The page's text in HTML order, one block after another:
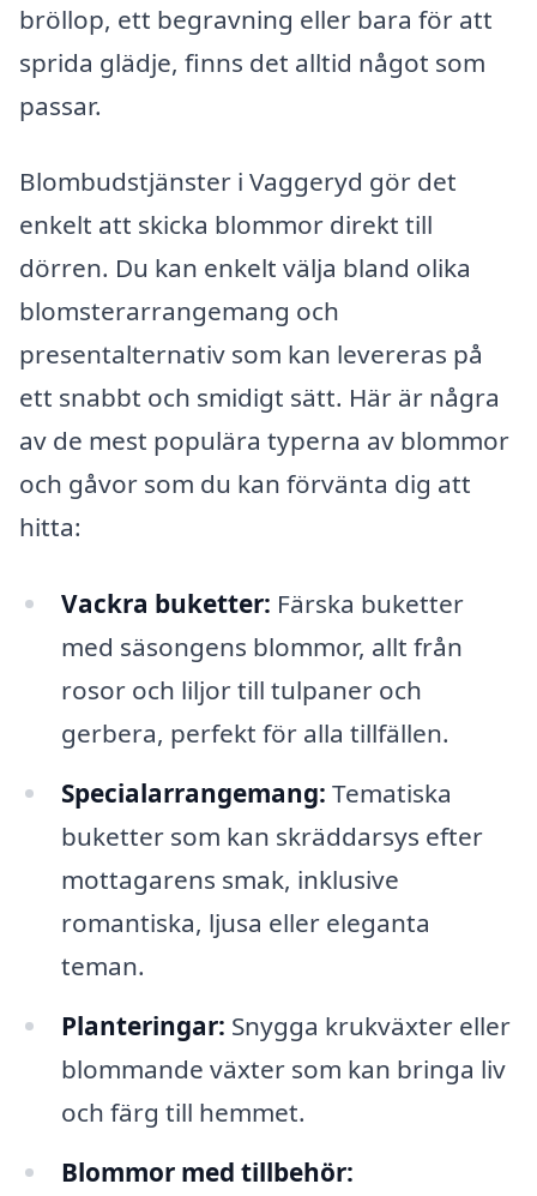
bröllop, ett begravning eller bara för att
sprida glädje, finns det alltid något som
passar.
Blombudstjänster i Vaggeryd gör det
enkelt att skicka blommor direkt till
dörren. Du kan enkelt välja bland olika
blomsterarrangemang och
presentalternativ som kan levereras på
ett snabbt och smidigt sätt. Här är några
av de mest populära typerna av blommor
och gåvor som du kan förvänta dig att
hitta:
Vackra buketter: Färska buketter
med säsongens blommor, allt från
rosor och liljor till tulpaner och
gerbera, perfekt för alla tillfällen.
Specialarrangemang: Tematiska
buketter som kan skräddarsys efter
mottagarens smak, inklusive
romantiska, ljusa eller eleganta
teman.
Planteringar: Snygga krukväxter eller
blommande växter som kan bringa liv
och färg till hemmet.
Blommor med tillbehör: